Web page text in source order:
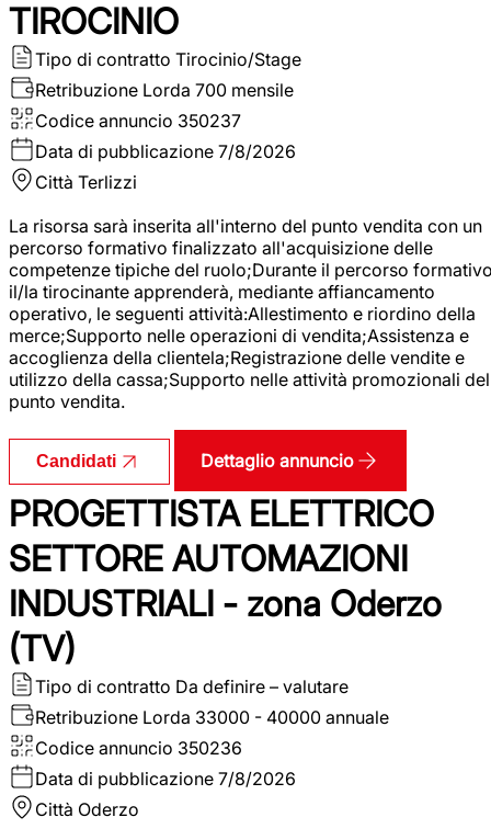
TIROCINIO
Tipo di contratto Tirocinio/Stage
Retribuzione Lorda 700 mensile
Codice annuncio 350237
Data di pubblicazione 7/8/2026
Città Terlizzi
La risorsa sarà inserita all'interno del punto vendita con un
percorso formativo finalizzato all'acquisizione delle
competenze tipiche del ruolo;Durante il percorso
il/la tirocinante apprenderà, mediante affiancamento
operativo, le seguenti attività:Allestimento e riordino della
merce;Supporto nelle operazioni di vendita;Assistenza e
accoglienza della clientela;Registrazione delle vendite e
utilizzo della cassa;Supporto nelle attività promozionali del
punto vendita.
Candidati Dettaglio annuncio
PROGETTISTA ELETTRICO
SETTORE AUTOMAZIONI
INDUSTRIALI - zona Oderzo
(TV)
Tipo di contratto Da definire – valutare
Retribuzione Lorda 33000 - 40000 annuale
Codice annuncio 350236
Data di pubblicazione 7/8/2026
Città Oderzo